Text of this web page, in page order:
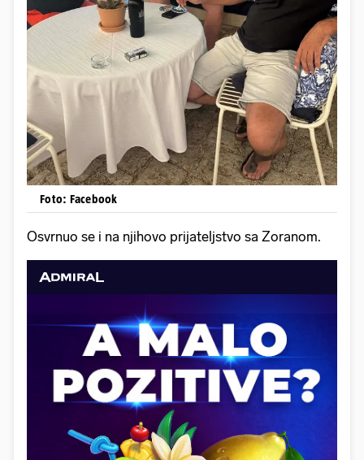
Foto: Facebook
Osvrnuo se i na njihovo prijateljstvo sa Zoranom.